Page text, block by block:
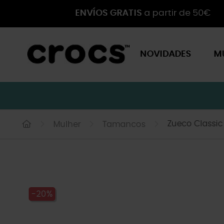
ENVÍOS GRATIS a partir de 50€
NOVIDADES
Mulher Tamancos Zueco Classic
-20%